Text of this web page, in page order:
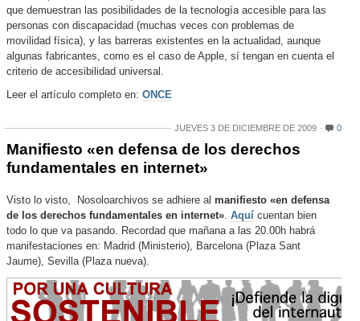
que demuestran las posibilidades de la tecnología accesible para las
personas con discapacidad (muchas veces con problemas de
movilidad física), y las barreras existentes en la actualidad, aunque
algunas fabricantes, como es el caso de Apple, sí tengan en cuenta el
criterio de accesibilidad universal.
Leer el artículo completo en: ONCE
JUEVES 3 DE DICIEMBRE DE 2009 0
Manifiesto «en defensa de los derechos
fundamentales en internet»
Visto lo visto, Nosoloarchivos se adhiere al manifiesto «en defensa
de los derechos fundamentales en internet». Aquí cuentan bien
todo lo que va pasando. Recordad que mañana a las 20.00h habrá
manifestaciones en: Madrid (Ministerio), Barcelona (Plaza Sant
Jaume), Sevilla (Plaza nueva).